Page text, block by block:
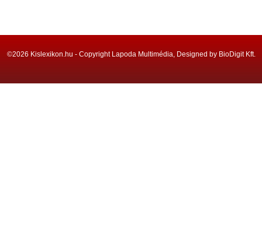
©2026 Kislexikon.hu - Copyright Lapoda Multimédia, Designed by BioDigit Kft.